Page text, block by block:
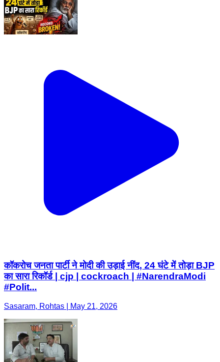
कॉकरोच जनता पार्टी ने मोदी की उड़ाई नींद, 24 घंटे में तोड़ा BJP
का सारा रिकॉर्ड | cjp | cockroach | #NarendraModi
#Polit...
Sasaram, Rohtas | May 21, 2026